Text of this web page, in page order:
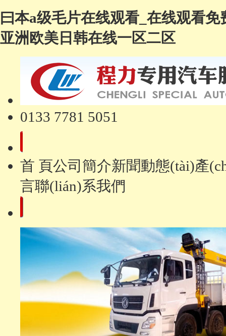
曰本a级毛片在线观看_在线观看
亚洲欧美日韩在线一区二区
0133 7781 5051
首 頁公司簡介新聞動態(tài)產
言聯(lián)系我們